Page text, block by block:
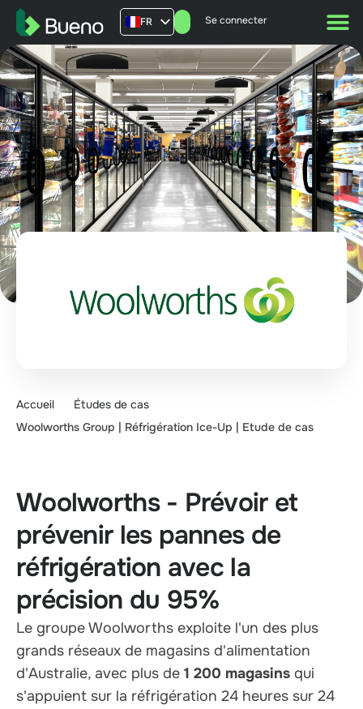
FR
AU
US
UK
Se connecter
Accueil
Études de cas
Woolworths Group | Réfrigération Ice-Up | Etude de cas
Woolworths - Prévoir et
prévenir les pannes de
réfrigération avec la
précision du 95%
Le groupe Woolworths exploite l'un des plus
grands réseaux de magasins d'alimentation
d'Australie, avec plus de 1 200 magasins qui
s'appuient sur la réfrigération 24 heures sur 24